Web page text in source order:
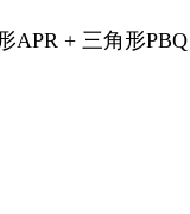
APR + 三角形